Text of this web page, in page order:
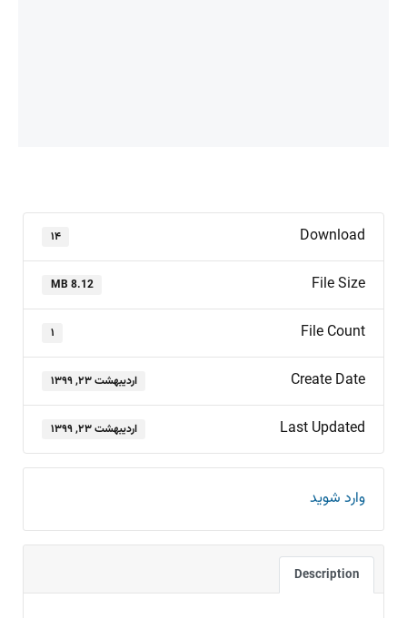
Download ۱۴
File Size
8.12 MB
File Count ۱
Create Date اردیبهشت ۲۳, ۱۳۹۹
Last Updated اردیبهشت ۲۳, ۱۳۹۹
وارد شوید
Description